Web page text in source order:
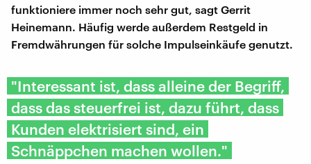
funktioniere immer noch sehr gut, sagt Gerrit
Heinemann. Häufig werde außerdem Restgeld in
Fremdwährungen für solche Impulseinkäufe genutzt.
"Interessant ist, dass alleine der Begriff,
dass das steuerfrei ist, dazu führt, dass
Kunden elektrisiert sind, ein
Schnäppchen machen wollen."